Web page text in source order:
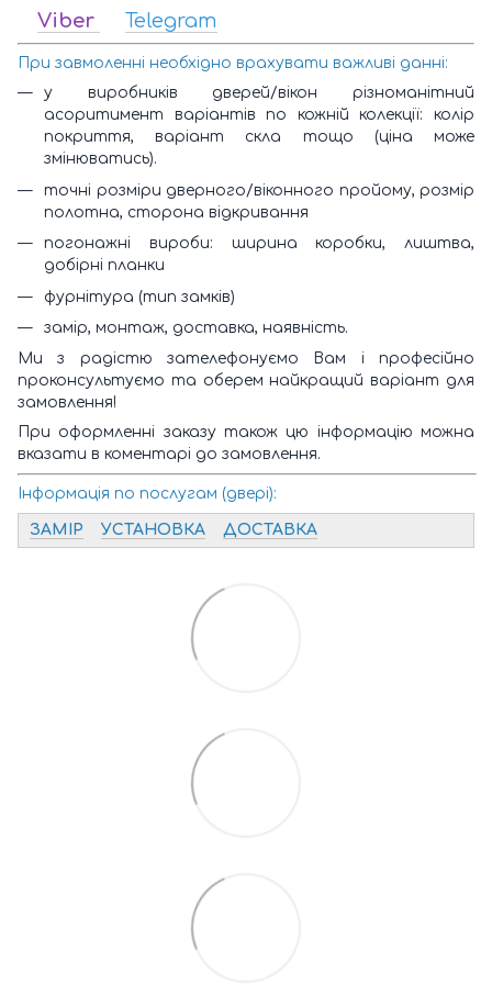
Viber Telegram
При завмоленні необхідно врахувати важливі данні:
у виробників дверей/вікон різноманітний
асоритимент варіантів по кожній колекції: колір
покриття, варіант скла тощо (ціна може
змінюватись).
точні розміри дверного/віконного пройому, розмір
полотна, сторона відкривання
погонажні вироби: ширина коробки, лиштва,
добірні планки
фурнітура (тип замків)
замір, монтаж, доставка, наявність.
Ми з радістю зателефонуємо Вам і професійно
проконсультуємо та оберем найкращий варіант для
замовлення!
При оформленні заказу також цю інформацію можна
вказати в коментарі до замовлення.
Інформація по послугам (двері):
ЗАМІР УСТАНОВКА ДОСТАВКА